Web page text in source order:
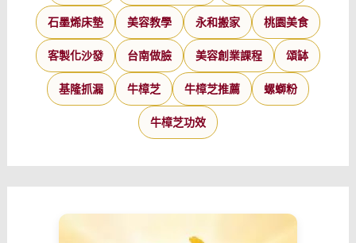
石墨烯床墊 美容教學 永和搬家 桃園美食
客製化沙發 台南做臉 美容創業課程 頌缽
基隆抓漏 牛樟芝 牛樟芝推薦 螺螄粉
牛樟芝功效